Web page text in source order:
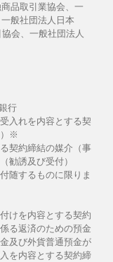
品取引業協会、一
般社団法人日本
会、一般社団法人
行
入れを内容とする契
）※
契約締結の媒介（事
勧誘及び受付）
随するものに限りま
けを内容とする契約
る返済のための預金
及び外貨普通預金が
を内容とする契約締